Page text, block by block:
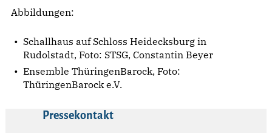
Abbildungen:
Schallhaus auf Schloss Heidecksburg in
Rudolstadt, Foto: STSG, Constantin Beyer
Ensemble ThüringenBarock, Foto:
ThüringenBarock e.V.
Pressekontakt